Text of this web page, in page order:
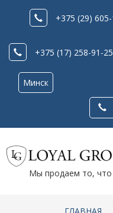
+375 (29)
+375 (17) 258-91-25
Минск
Мы продаем то, что
ГЛАВНАЯ